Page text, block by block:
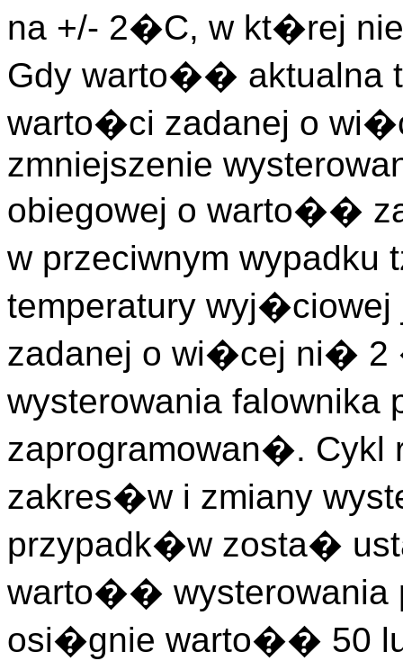
na +/- 2�C, w kt�rej
Gdy warto�� aktualna
warto�ci zadanej o
zmniejszenie
obiegowej o warto��
w przeciwnym
temperatury
zadanej o wi�cej ni�
wysterowania
zaprogramowan�. Cykl
zakres�w i zmiany
przypadk�w zosta�
warto�� wysterowania
osi�gnie warto�� 50